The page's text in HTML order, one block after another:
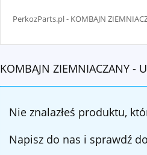
PerkozParts.pl - KOMBAJN
KOMBAJN ZIEMNIACZANY -
Nie znalazłeś produktu,
Napisz do nas i sprawdź